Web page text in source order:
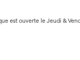
est ouverte le Jeudi &